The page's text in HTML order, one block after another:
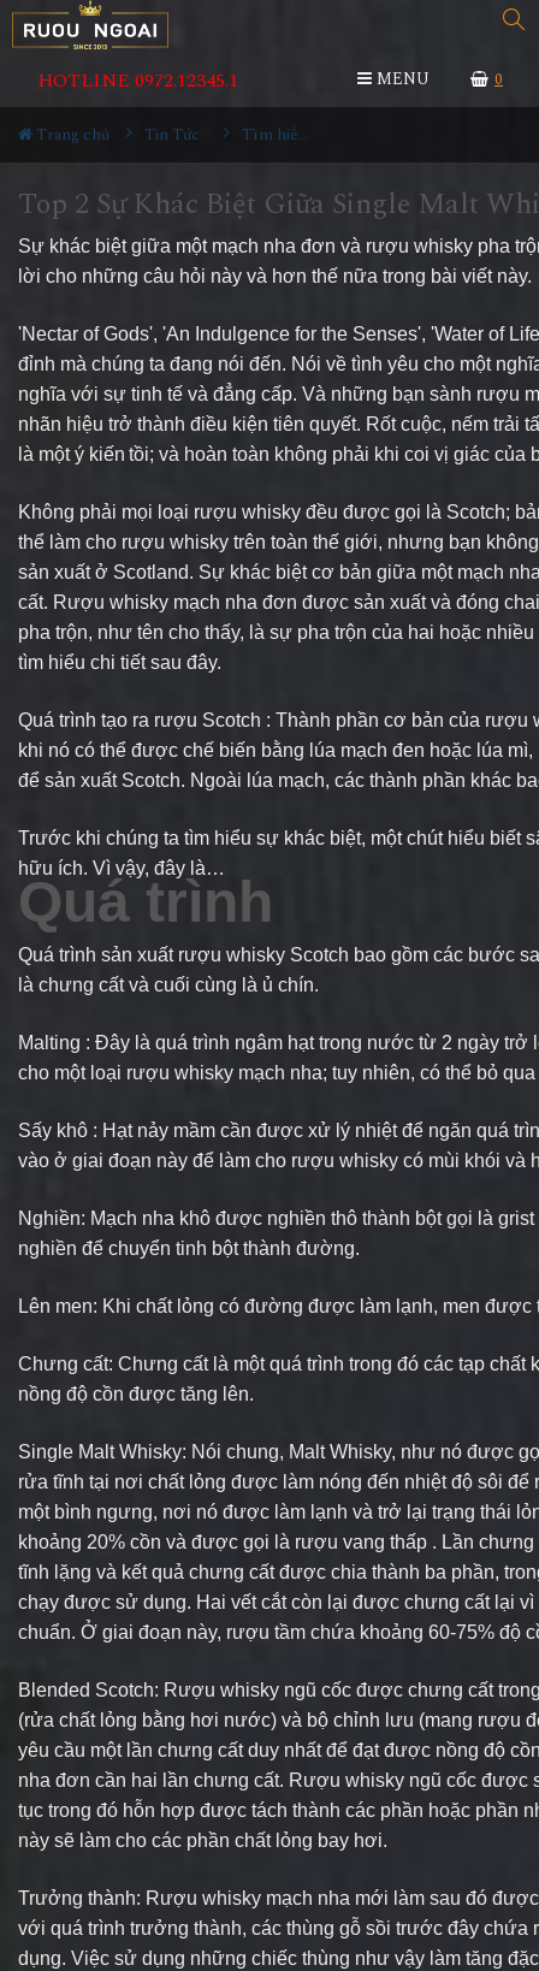
0
HOTLINE 0972.12345.1 MENU
Trang chủ Tin Tức Tìm hiểu về rượu
Top 2 Sự Khác Biệt Giữa Single Malt
Sự khác biệt giữa một mạch nha đơn và rượu whisky pha
lời cho những câu hỏi này và hơn thế nữa trong bài viết này.
'Nectar of Gods', 'An Indulgence for the Senses', 'Water of
đỉnh mà chúng ta đang nói đến. Nói về tình yêu cho một
nghĩa với sự tinh tế và đẳng cấp. Và những bạn sành rượu
nhãn hiệu trở thành điều kiện tiên quyết. Rốt cuộc, nếm trải
là một ý kiến tồi; và hoàn toàn không phải khi coi vị giác của
Không phải mọi loại rượu whisky đều được gọi là Scotch;
thể làm cho rượu whisky trên toàn thế giới, nhưng bạn
sản xuất ở Scotland. Sự khác biệt cơ bản giữa một mạch
cất. Rượu whisky mạch nha đơn được sản xuất và đóng
pha trộn, như tên cho thấy, là sự pha trộn của hai hoặc
tìm hiểu chi tiết sau đây.
Quá trình tạo ra rượu Scotch : Thành phần cơ bản của rượu
khi nó có thể được chế biến bằng lúa mạch đen hoặc lúa
để sản xuất Scotch. Ngoài lúa mạch, các thành phần khác
Trước khi chúng ta tìm hiểu sự khác biệt, một chút hiểu biết
hữu ích. Vì vậy, đây là…
Quá trình
Quá trình sản xuất rượu whisky Scotch bao gồm các bước
là chưng cất và cuối cùng là ủ chín.
Malting : Đây là quá trình ngâm hạt trong nước từ 2 ngày trở
cho một loại rượu whisky mạch nha; tuy nhiên, có thể bỏ
Sấy khô : Hạt nảy mầm cần được xử lý nhiệt để ngăn quá
vào ở giai đoạn này để làm cho rượu whisky có mùi khói và
Nghiền: Mạch nha khô được nghiền thô thành bột gọi là
nghiền để chuyển tinh bột thành đường.
Lên men: Khi chất lỏng có đường được làm lạnh, men được
Chưng cất: Chưng cất là một quá trình trong đó các tạp
nồng độ cồn được tăng lên.
Single Malt Whisky: Nói chung, Malt Whisky, như nó được
rửa tĩnh tại nơi chất lỏng được làm nóng đến nhiệt độ sôi
một bình ngưng, nơi nó được làm lạnh và trở lại trạng thái
khoảng 20% ​​cồn và được gọi là rượu vang thấp . Lần
tĩnh lặng và kết quả chưng cất được chia thành ba phần,
chạy được sử dụng. Hai vết cắt còn lại được chưng cất lại
chuẩn. Ở giai đoạn này, rượu tầm chứa khoảng 60-75% độ
Blended Scotch: Rượu whisky ngũ cốc được chưng cất
(rửa chất lỏng bằng hơi nước) và bộ chỉnh lưu (mang rượu
yêu cầu một lần chưng cất duy nhất để đạt được nồng độ
nha đơn cần hai lần chưng cất. Rượu whisky ngũ cốc được
tục trong đó hỗn hợp được tách thành các phần hoặc phần
này sẽ làm cho các phần chất lỏng bay hơi.
Trưởng thành: Rượu whisky mạch nha mới làm sau đó
với quá trình trưởng thành, các thùng gỗ sồi trước đây
dụng. Việc sử dụng những chiếc thùng như vậy làm tăng